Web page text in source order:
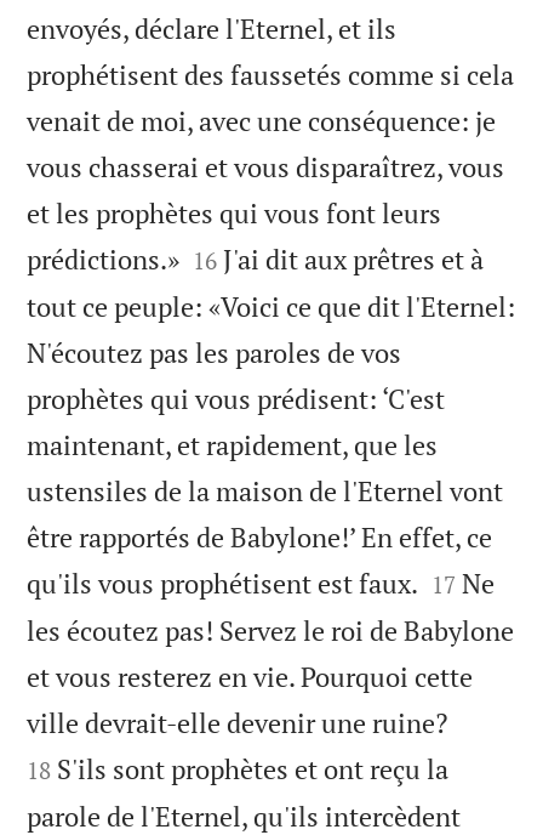
envoyés, déclare l'Eternel, et ils
prophétisent des faussetés comme si cela
venait de moi, avec une conséquence: je
vous chasserai et vous disparaîtrez, vous
et les prophètes qui vous font leurs
prédictions.»
16 J'ai dit aux prêtres et à
tout ce peuple: «Voici ce que dit l'Eternel:
N'écoutez pas les paroles de vos
prophètes qui vous prédisent: ‘C'est
maintenant, et rapidement, que les
ustensiles de la maison de l'Eternel vont
être rapportés de Babylone!’ En effet, ce
qu'ils vous prophétisent est faux. 

17 Ne
les écoutez pas! Servez le roi de Babylone
et vous resterez en vie. Pourquoi cette
ville devrait-elle devenir une ruine?
18 S'ils sont prophètes et ont reçu la
parole de l'Eternel, qu'ils intercèdent